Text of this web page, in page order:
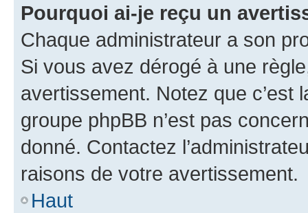
Pourquoi ai-je reçu un
Chaque administrateur a son
Si vous avez dérogé à une
avertissement. Notez que c’est
groupe phpBB n’est pas
donné. Contactez
raisons de votre avertissement.
Haut